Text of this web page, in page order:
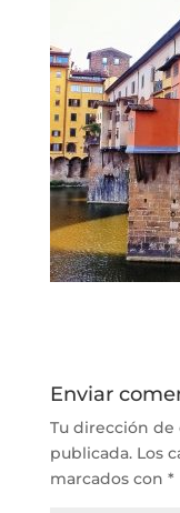
Enviar
Tu dirección de
publicada. Los
marcados con *